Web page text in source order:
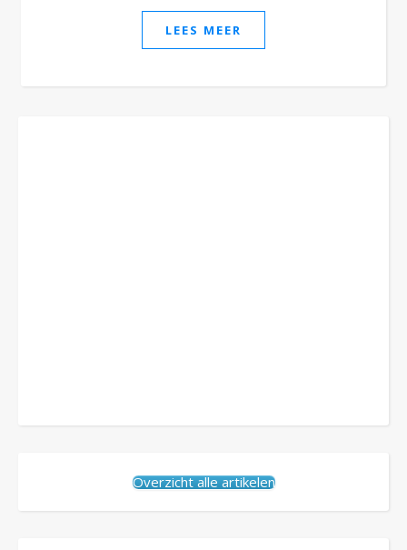
LEES MEER
Overzicht alle artikelen